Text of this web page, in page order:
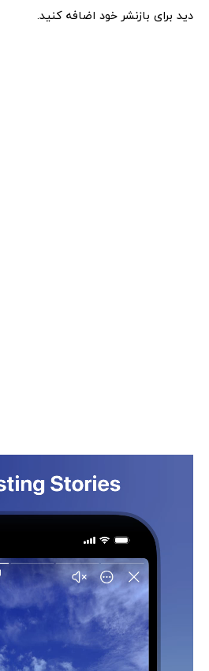
دید برای بازنشر خود اضافه کنید.